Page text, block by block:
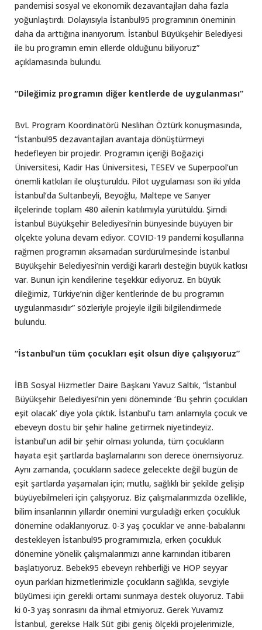
pandemisi sosyal ve ekonomik dezavantajları daha fazla
yoğunlaştırdı. Dolayısıyla İstanbul95 programının öneminin
daha da arttığına inanıyorum. İstanbul Büyükşehir Belediyesi
ile bu programın emin ellerde olduğunu biliyoruz”
açıklamasında bulundu.
“Dileğimiz programın diğer kentlerde de uygulanması”
BvL Program Koordinatörü Neslihan Öztürk konuşmasında,
“İstanbul95 dezavantajları avantaja dönüştürmeyi
hedefleyen bir projedir. Programın içeriği Boğaziçi
Üniversitesi, Kadir Has Üniversitesi, TESEV ve Superpool’un
önemli katkıları ile oluşturuldu. Pilot uygulaması son iki yılda
İstanbul’da Sultanbeyli, Beyoğlu, Maltepe ve Sarıyer
ilçelerinde toplam 480 ailenin katılımıyla yürütüldü. Şimdi
İstanbul Büyükşehir Belediyesi’nin bünyesinde büyüyen bir
ölçekte yoluna devam ediyor. COVID-19 pandemi koşullarına
rağmen programın aksamadan sürdürülmesinde İstanbul
Büyükşehir Belediyesi’nin verdiği kararlı desteğin büyük katkısı
var. Bunun için kendilerine teşekkür ediyoruz. En büyük
dileğimiz, Türkiye’nin diğer kentlerinde de bu programın
uygulanmasıdır” sözleriyle projeyle ilgili bilgilendirmede
bulundu.
“İstanbul’un tüm çocukları eşit olsun diye çalışıyoruz”
İBB Sosyal Hizmetler Daire Başkanı Yavuz Saltık, “İstanbul
Büyükşehir Belediyesi’nin yeni döneminde ‘Bu şehrin çocukları
eşit olacak’ diye yola çıktık. İstanbul’u tam anlamıyla çocuk ve
ebeveyn dostu bir şehir haline getirmek niyetindeyiz.
İstanbul’un adil bir şehir olması yolunda, tüm çocukların
hayata eşit şartlarda başlamalarını son derece önemsiyoruz.
Aynı zamanda, çocukların sadece gelecekte değil bugün de
eşit şartlarda yaşamaları için; mutlu, sağlıklı bir şekilde gelişip
büyüyebilmeleri için çalışıyoruz. Biz çalışmalarımızda özellikle,
bilim insanlarının yıllardır önemini vurguladığı erken çocukluk
dönemine odaklanıyoruz. 0-3 yaş çocuklar ve anne-babalarını
destekleyen İstanbul95 programımızla, erken çocukluk
dönemine yönelik çalışmalarımızı anne karnından itibaren
başlatıyoruz. Bebek95 ebeveyn rehberliği ve HOP seyyar
oyun parkları hizmetlerimizle çocukların sağlıkla, sevgiyle
büyümesi için gerekli ortamı sunmaya destek oluyoruz. Tabii
ki 0-3 yaş sonrasını da ihmal etmiyoruz. Gerek Yuvamız
İstanbul, gerekse Halk Süt gibi geniş ölçekli projelerimizle,